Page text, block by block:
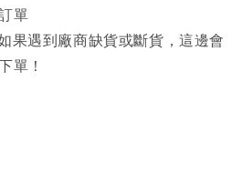
單
果遇到廠商缺貨或斷貨，這邊會
單！